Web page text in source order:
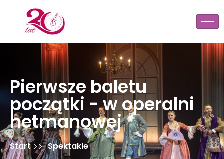
Pierwsze baletu
początki - w operalni
hetmanowej
Start Spektakle